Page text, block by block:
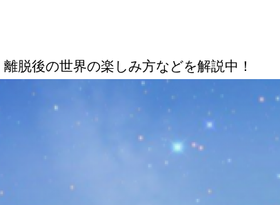
脱後の世界の楽しみ方などを解説中！